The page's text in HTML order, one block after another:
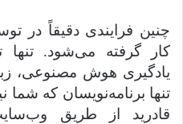
چنین فرایندی دقیقاً در
کار گرفته می‌شود. تنها
یادگیری هوش مصنوعی،
تنها برنامه‌نویسان که شما
قادرید از طریق